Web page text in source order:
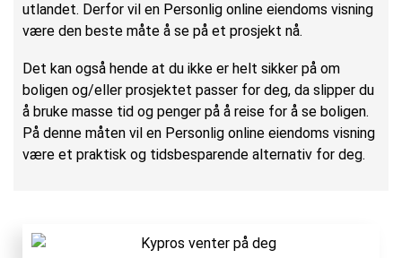
utlandet. Derfor vil en Personlig online eiendoms visning
være den beste måte å se på et prosjekt nå.
Det kan også hende at du ikke er helt sikker på om
boligen og/eller prosjektet passer for deg, da slipper du
å bruke masse tid og penger på å reise for å se boligen.
På denne måten vil en Personlig online eiendoms visning
være et praktisk og tidsbesparende alternativ for deg.